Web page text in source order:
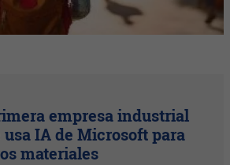
empresa industrial
usa IA de Microsoft para
materiales